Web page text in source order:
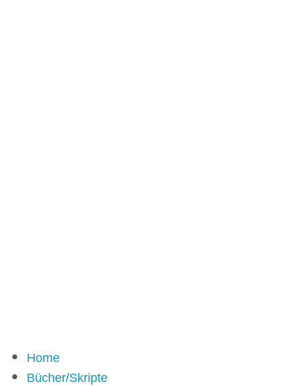
Home
Bücher/Skripte